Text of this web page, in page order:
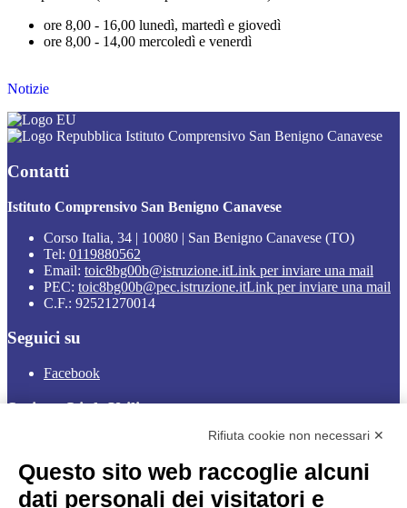
ore 8,00 - 16,00 lunedì, martedì e giovedì
ore 8,00 - 14,00 mercoledì e venerdì
Notizie
Istituto Comprensivo San Benigno Canavese
Contatti
Istituto Comprensivo San Benigno Canavese
Corso Italia, 34 | 10080 | San Benigno Canavese (TO)
Tel: 0119880562
Email: toic8bg00b@istruzione.itLink per inviare una mail
PEC: toic8bg00b@pec.istruzione.itLink per inviare una mail
C.F.: 92521270014
Seguici su
Facebook
Sezione Link Utili
Informativa Privacy
Ufficio Relazioni con il Pubblico
Rifiuta cookie non necessari ✕
Questo sito web raccoglie alcuni
dati personali dei visitatori e